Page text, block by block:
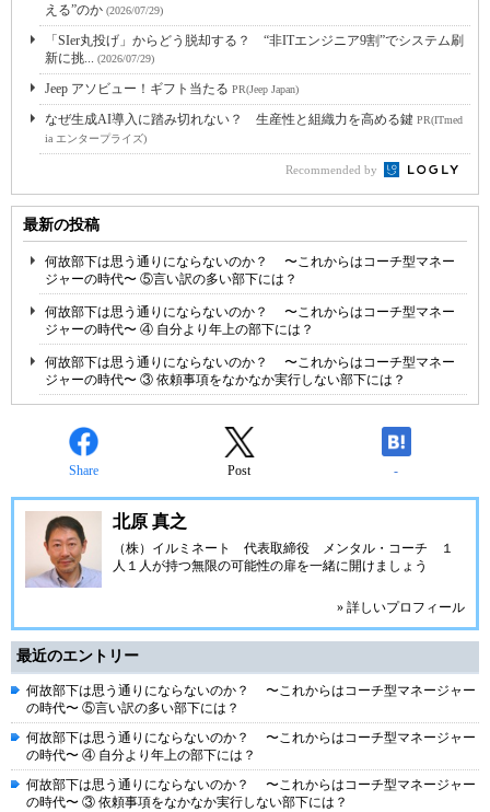
える”のか (2026/07/29)
「SIer丸投げ」からどう脱却する？ “非ITエンジニア9割”でシステム刷
新に挑... (2026/07/29)
Jeep アソビュー！ギフト当たる PR(Jeep Japan)
なぜ生成AI導入に踏み切れない？ 生産性と組織力を高める鍵 PR(ITmed
ia エンタープライズ)
Recommended by
最新の投稿
何故部下は思う通りにならないのか？ 〜これからはコーチ型マネー
ジャーの時代〜 ⑤言い訳の多い部下には？
何故部下は思う通りにならないのか？ 〜これからはコーチ型マネー
ジャーの時代〜 ④ 自分より年上の部下には？
何故部下は思う通りにならないのか？ 〜これからはコーチ型マネー
ジャーの時代〜 ③ 依頼事項をなかなか実行しない部下には？
Share Post -
北原 真之
（株）イルミネート 代表取締役 メンタル・コーチ １
人１人が持つ無限の可能性の扉を一緒に開けましょう
» 詳しいプロフィール
最近のエントリー
何故部下は思う通りにならないのか？ 〜これからはコーチ型マネージャー
の時代〜 ⑤言い訳の多い部下には？
何故部下は思う通りにならないのか？ 〜これからはコーチ型マネージャー
の時代〜 ④ 自分より年上の部下には？
何故部下は思う通りにならないのか？ 〜これからはコーチ型マネージャー
の時代〜 ③ 依頼事項をなかなか実行しない部下には？